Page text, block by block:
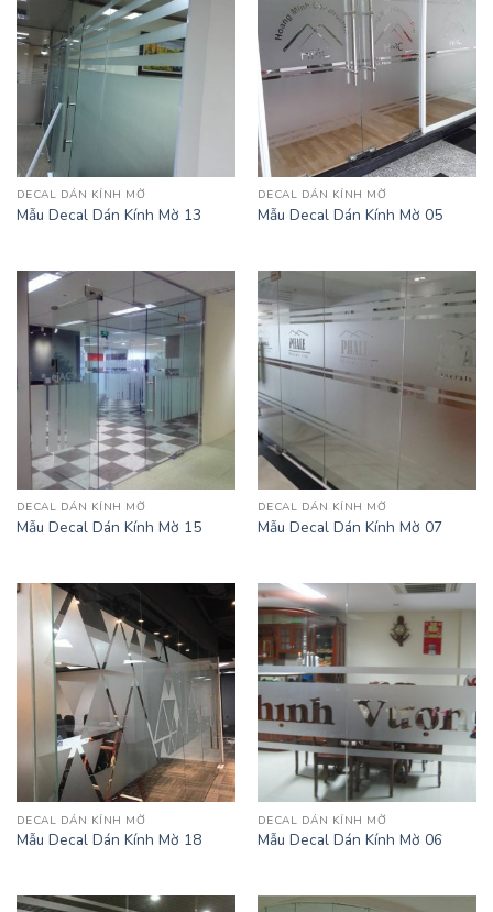
DECAL DÁN KÍNH MỜ
Mẫu Decal Dán Kính Mờ 13
DECAL DÁN KÍNH MỜ
Mẫu Decal Dán Kính Mờ 05
DECAL DÁN KÍNH MỜ
Mẫu Decal Dán Kính Mờ 15
DECAL DÁN KÍNH MỜ
Mẫu Decal Dán Kính Mờ 07
DECAL DÁN KÍNH MỜ
Mẫu Decal Dán Kính Mờ 18
DECAL DÁN KÍNH MỜ
Mẫu Decal Dán Kính Mờ 06